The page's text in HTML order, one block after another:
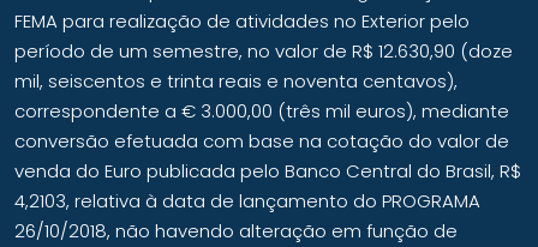
FEMA para realização de atividades no Exterior pelo
período de um semestre, no valor de R$ 12.630,90 (doze
mil, seiscentos e trinta reais e noventa centavos),
correspondente a € 3.000,00 (três mil euros), mediante
conversão efetuada com base na cotação do valor de
venda do Euro publicada pelo Banco Central do Brasil, R$
4,2103, relativa à data de lançamento do PROGRAMA
26/10/2018, não havendo alteração em função de